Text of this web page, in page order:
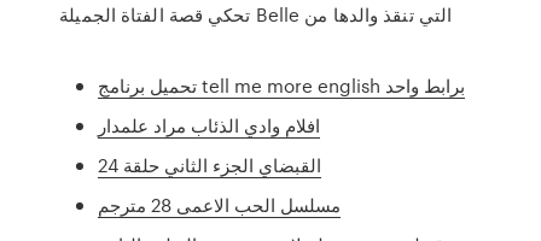
تحكي قصة الفتاة الجميلة Belle التي تنقذ والدها من
تحميل برنامج tell me more english برابط واحد
افلام وادي الذئاب مراد علمدار
القبضاي الجزء الثاني حلقة 24
مسلسل الحب الاعمى 28 مترجم